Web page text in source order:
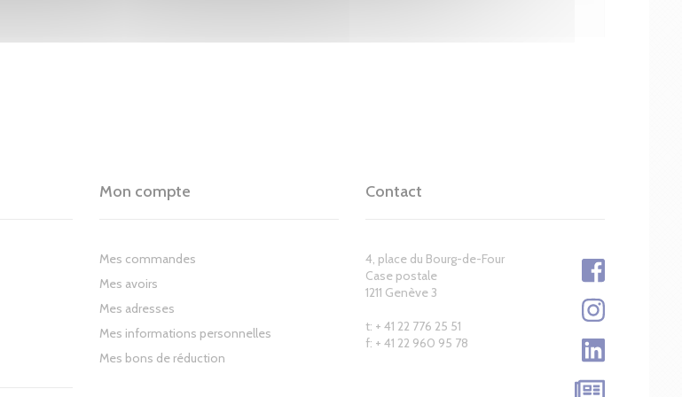
Mon compte
Mes commandes
Mes avoirs
Mes adresses
Mes informations personnelles
Mes bons de réduction
Contact
4, place du Bourg-de-Four
Case postale
1211 Genève 3
t: + 41 22 776 25 51
f: + 41 22 960 95 78